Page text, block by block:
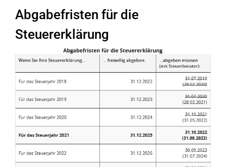
Abgabefristen für die
Steuererklärung